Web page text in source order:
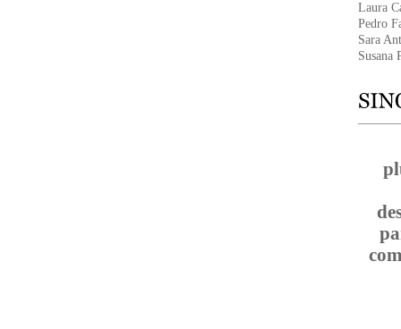
Laura
Pedro
Sara
Susana